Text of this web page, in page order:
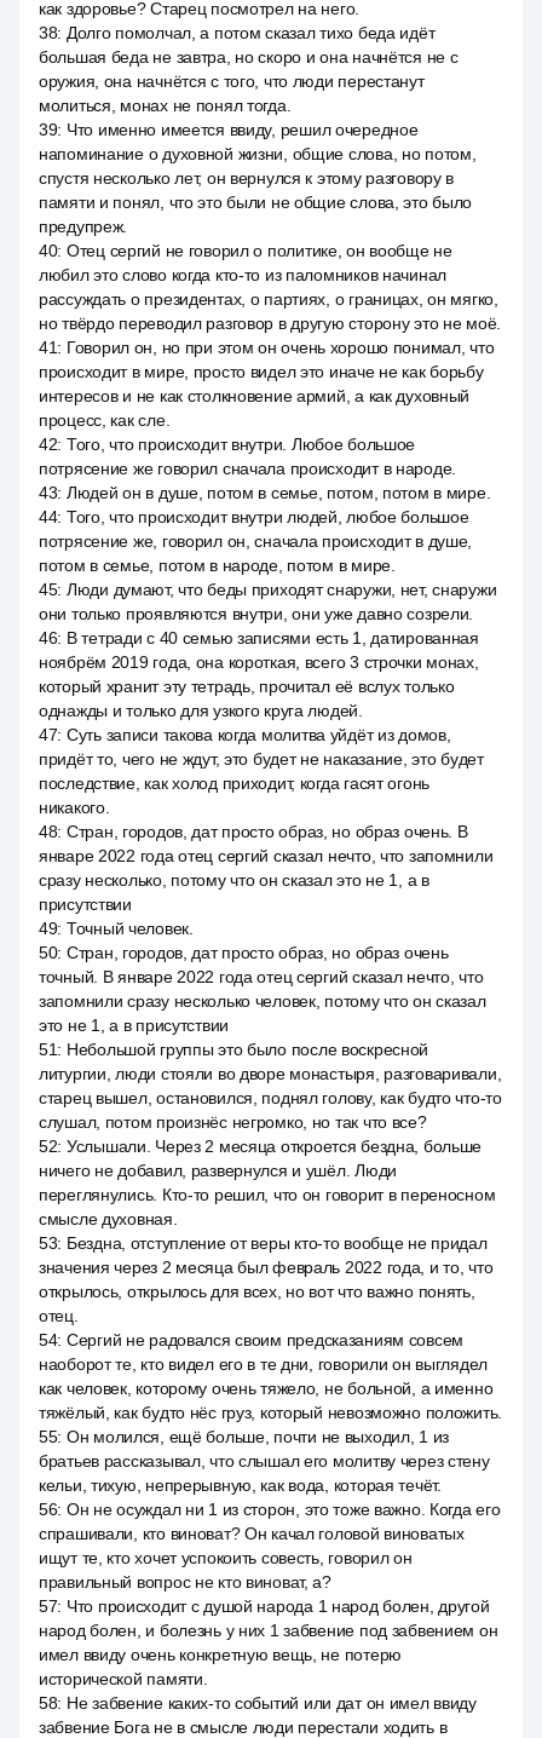
как здоровье? Старец посмотрел на него.
38: Долго помолчал, а потом сказал тихо беда идёт
большая беда не завтра, но скоро и она начнётся не с
оружия, она начнётся с того, что люди перестанут
молиться, монах не понял тогда.
39: Что именно имеется ввиду, решил очередное
напоминание о духовной жизни, общие слова, но потом,
спустя несколько лет, он вернулся к этому разговору в
памяти и понял, что это были не общие слова, это было
предупреж.
40: Отец сергий не говорил о политике, он вообще не
любил это слово когда кто-то из паломников начинал
рассуждать о президентах, о партиях, о границах, он мягко,
но твёрдо переводил разговор в другую сторону это не моё.
41: Говорил он, но при этом он очень хорошо понимал, что
происходит в мире, просто видел это иначе не как борьбу
интересов и не как столкновение армий, а как духовный
процесс, как сле.
42: Того, что происходит внутри. Любое большое
потрясение же говорил сначала происходит в народе.
43: Людей он в душе, потом в семье, потом, потом в мире.
44: Того, что происходит внутри людей, любое большое
потрясение же, говорил он, сначала происходит в душе,
потом в семье, потом в народе, потом в мире.
45: Люди думают, что беды приходят снаружи, нет, снаружи
они только проявляются внутри, они уже давно созрели.
46: В тетради с 40 семью записями есть 1, датированная
ноябрём 2019 года, она короткая, всего 3 строчки монах,
который хранит эту тетрадь, прочитал её вслух только
однажды и только для узкого круга людей.
47: Суть записи такова когда молитва уйдёт из домов,
придёт то, чего не ждут, это будет не наказание, это будет
последствие, как холод приходит, когда гасят огонь
никакого.
48: Стран, городов, дат просто образ, но образ очень. В
январе 2022 года отец сергий сказал нечто, что запомнили
сразу несколько, потому что он сказал это не 1, а в
присутствии
49: Точный человек.
50: Стран, городов, дат просто образ, но образ очень
точный. В январе 2022 года отец сергий сказал нечто, что
запомнили сразу несколько человек, потому что он сказал
это не 1, а в присутствии
51: Небольшой группы это было после воскресной
литургии, люди стояли во дворе монастыря, разговаривали,
старец вышел, остановился, поднял голову, как будто что-то
слушал, потом произнёс негромко, но так что все?
52: Услышали. Через 2 месяца откроется бездна, больше
ничего не добавил, развернулся и ушёл. Люди
переглянулись. Кто-то решил, что он говорит в переносном
смысле духовная.
53: Бездна, отступление от веры кто-то вообще не придал
значения через 2 месяца был февраль 2022 года, и то, что
открылось, открылось для всех, но вот что важно понять,
отец.
54: Сергий не радовался своим предсказаниям совсем
наоборот те, кто видел его в те дни, говорили он выглядел
как человек, которому очень тяжело, не больной, а именно
тяжёлый, как будто нёс груз, который невозможно положить.
55: Он молился, ещё больше, почти не выходил, 1 из
братьев рассказывал, что слышал его молитву через стену
кельи, тихую, непрерывную, как вода, которая течёт.
56: Он не осуждал ни 1 из сторон, это тоже важно. Когда его
спрашивали, кто виноват? Он качал головой виноватых
ищут те, кто хочет успокоить совесть, говорил он
правильный вопрос не кто виноват, а?
57: Что происходит с душой народа 1 народ болен, другой
народ болен, и болезнь у них 1 забвение под забвением он
имел ввиду очень конкретную вещь, не потерю
исторической памяти.
58: Не забвение каких-то событий или дат он имел ввиду
забвение Бога не в смысле люди перестали ходить в